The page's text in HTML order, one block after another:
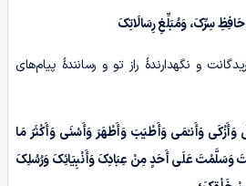
سِرِّکَ، وَمُبَلِّغِ رِسَالَاتِکَ
و نگهدارندۀ راز تو و رسانندۀ پیام‌های
وَأَنـْمَى وَأَطْیَبَ وَأَطْهَرَ وَأَسْنَى وَأَکْثَرَ مَا
وَسَلَّمْتَ عَلَى أَحَدٍ مِنْ عِبَادِکَ وَأَنْبِیَائِکَ وَرُسُلِکَ